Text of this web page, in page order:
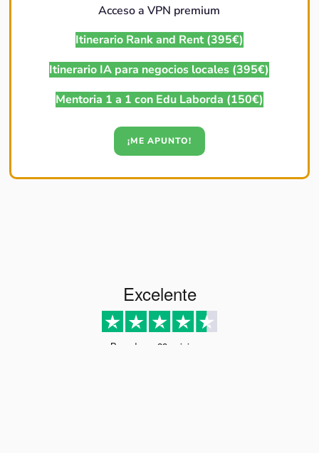
Acceso a VPN premium
Itinerario Rank and Rent (395€)
Itinerario IA para negocios locales (395€)
Mentoria 1 a 1 con Edu Laborda (150€)
¡ME APUNTO!